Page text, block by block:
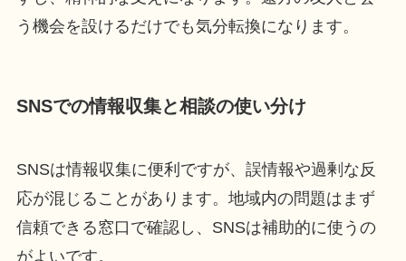
う機会を設けるだけでも気分転換になります。
SNSでの情報収集と相談の使い分け
SNSは情報収集に便利ですが、誤情報や過剰な反
応が混じることがあります。地域内の問題はまず
信頼できる窓口で確認し、SNSは補助的に使うの
がよいです。